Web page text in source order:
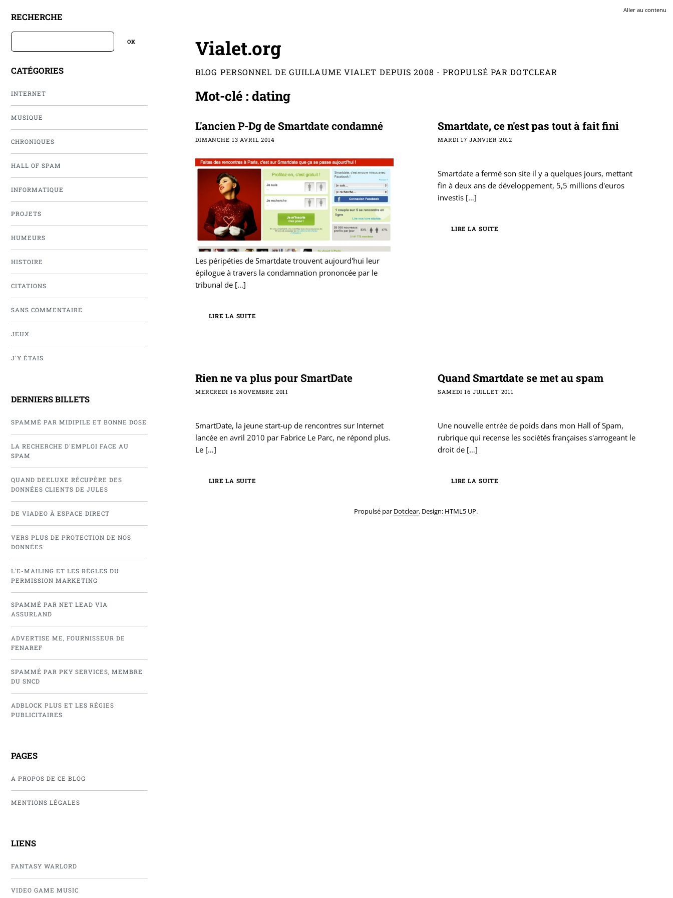
Aller au contenu
RECHERCHE
CATÉGORIES
INTERNET
MUSIQUE
CHRONIQUES
HALL OF SPAM
INFORMATIQUE
PROJETS
HUMEURS
HISTOIRE
CITATIONS
SANS COMMENTAIRE
JEUX
J'Y ÉTAIS
DERNIERS BILLETS
SPAMMÉ PAR MIDIPILE ET BONNE DOSE
LA RECHERCHE D'EMPLOI FACE AU
SPAM
QUAND DEELUXE RÉCUPÈRE DES
DONNÉES CLIENTS DE JULES
DE VIADEO À ESPACE DIRECT
VERS PLUS DE PROTECTION DE NOS
DONNÉES
L'E-MAILING ET LES RÈGLES DU
PERMISSION MARKETING
SPAMMÉ PAR NET LEAD VIA
ASSURLAND
ADVERTISE ME, FOURNISSEUR DE
FENAREF
SPAMMÉ PAR PKY SERVICES, MEMBRE
DU SNCD
ADBLOCK PLUS ET LES RÉGIES
PUBLICITAIRES
PAGES
A PROPOS DE CE BLOG
MENTIONS LÉGALES
LIENS
FANTASY WARLORD
VIDEO GAME MUSIC
Vialet.org
BLOG PERSONNEL DE GUILLAUME VIALET DEPUIS 2008 - PROPULSÉ PAR DOTCLEAR
Mot-clé : dating
L'ancien P-Dg de Smartdate condamné
DIMANCHE 13 AVRIL 2014
Les péripéties de Smartdate trouvent aujourd'hui leur
épilogue à travers la condamnation prononcée par le
tribunal de […]
LIRE LA SUITE
Smartdate, ce n'est pas tout à fait fini
MARDI 17 JANVIER 2012
Smartdate a fermé son site il y a quelques jours, mettant
fin à deux ans de développement, 5,5 millions d'euros
investis […]
LIRE LA SUITE
Rien ne va plus pour SmartDate
MERCREDI 16 NOVEMBRE 2011
SmartDate, la jeune start-up de rencontres sur Internet
lancée en avril 2010 par Fabrice Le Parc, ne répond plus.
Le […]
LIRE LA SUITE
Quand Smartdate se met au spam
SAMEDI 16 JUILLET 2011
Une nouvelle entrée de poids dans mon Hall of Spam,
rubrique qui recense les sociétés françaises s'arrogeant le
droit de […]
LIRE LA SUITE
Propulsé par Dotclear. Design: HTML5 UP.